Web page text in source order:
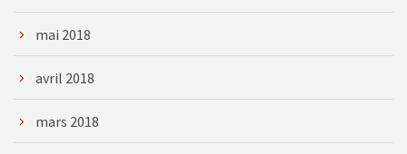
mai 2018
avril 2018
mars 2018